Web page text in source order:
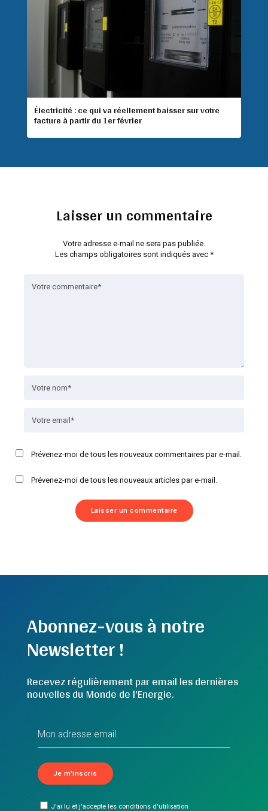
Électricité : ce qui va réellement baisser sur votre
facture à partir du 1er février
Laisser un commentaire
Votre adresse e-mail ne sera pas publiée.
Les champs obligatoires sont indiqués avec *
Prévenez-moi de tous les nouveaux commentaires par e-mail.
Prévenez-moi de tous les nouveaux articles par e-mail.
Abonnez-vous à notre
Newsletter !
Recevez régulièrement par email les dernières
nouvelles du Monde de l'Energie.
J'ai lu et j'accepte les conditions d'utilisation